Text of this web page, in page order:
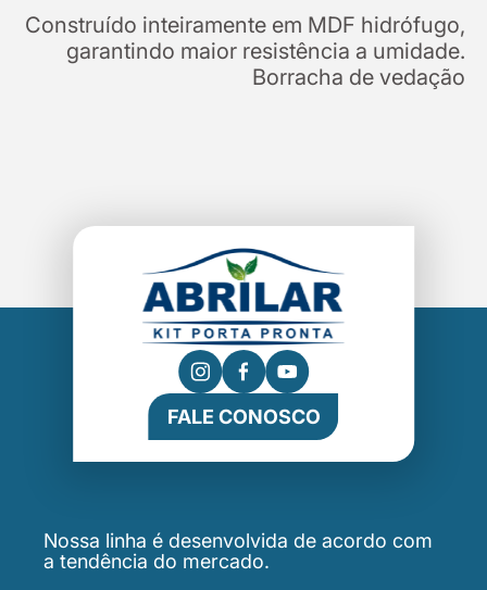
Construído inteiramente em MDF hidrófugo,
garantindo maior resistência a umidade.
Borracha de vedação
FALE CONOSCO
Nossa linha é desenvolvida de acordo com
a tendência do mercado.